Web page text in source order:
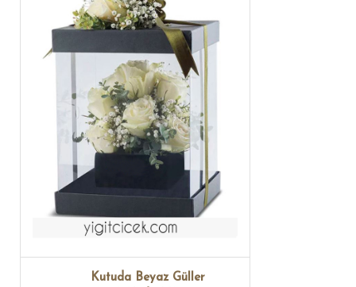
Kutuda Beyaz Güller